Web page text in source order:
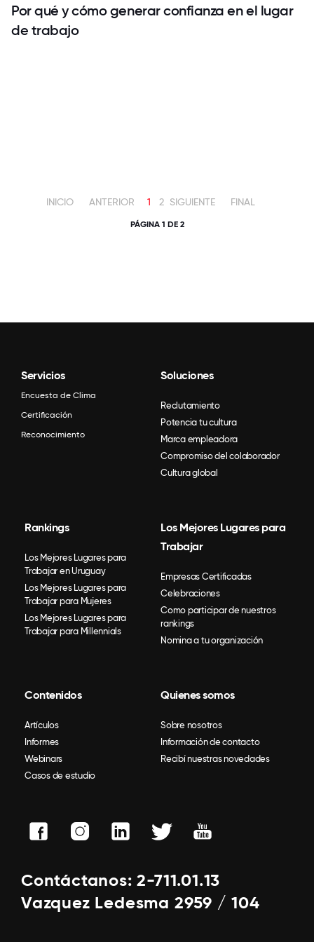
Por qué y cómo generar confianza en el lugar
de trabajo
INICIO ANTERIOR 1 2 SIGUIENTE FINAL
PÁGINA 1 DE 2
Servicios
Encuesta de Clima
Certificación
Reconocimiento
Soluciones
Reclutamiento
Potencia tu cultura
Marca empleadora
Compromiso del colaborador
Cultura global
Rankings
Los Mejores Lugares para
Trabajar en Uruguay
Los Mejores Lugares para
Trabajar para Mujeres
Los Mejores Lugares para
Trabajar para Millennials
Los Mejores Lugares para
Trabajar
Empresas Certificadas
Celebraciones
Como participar de nuestros
rankings
Nomina a tu organización
Contenidos
Artículos
Informes
Webinars
Casos de estudio
Quienes somos
Sobre nosotros
Información de contacto
Recibí nuestras novedades
Contáctanos: 2-711.01.13
Vazquez Ledesma 2959 / 104